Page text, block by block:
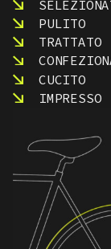
PULITO
TRATTATO
CUCITO
IMPRESSO